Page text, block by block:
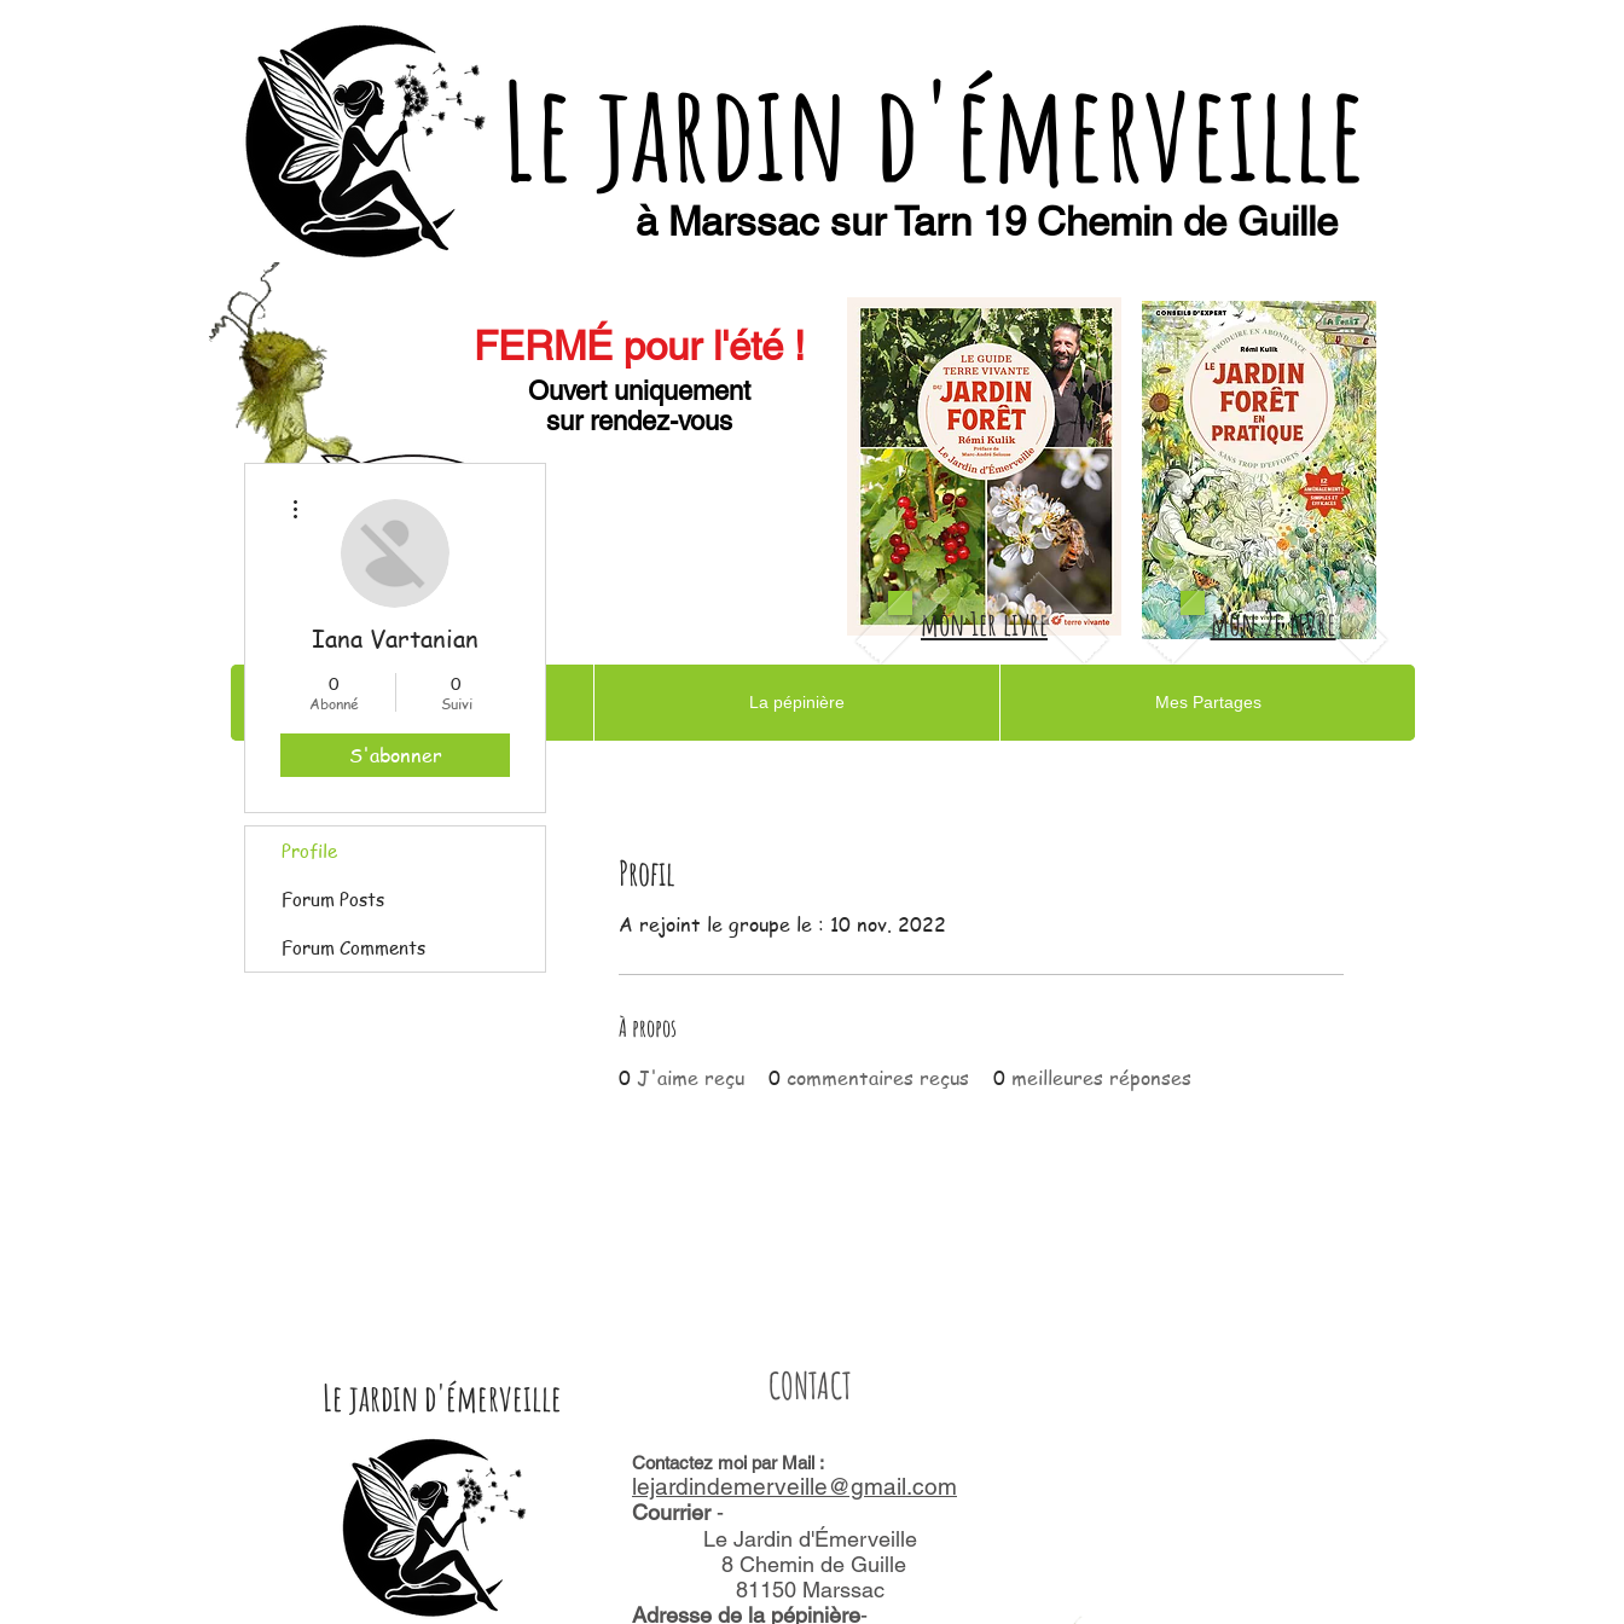
Le jardin d'émerveille
mon 1er livre mon 2e livre
à Marssac sur Tarn 19 Chemin de Guille
FERMÉ pour l'été!
Ouvert uniquement
sur rendez-vous
Les vidéos
c'est par ici
La pépinière Mes Partages
Profil
A rejoint le groupe le : 10 nov. 2022
À propos
0 J'aime reçu 0 commentaires reçus 0 meilleures réponses
Iana Vartanian
0
Abonné
0
Suivi
S'abonner
Profile
Forum Posts
Forum Comments
Le jardin d'émerveille CONTACT
Contactez moi par Mail :
lejard​​​indemerveille@gmail.com
Courrier-
Le Jardin d'Émerveille
8 Chemin de Guille
81150 Marssac
Adresse de la pépinière-